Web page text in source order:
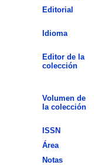
Editorial
Idioma
Editor de la
colección
Volumen de
la colección
ISSN
Área
Notas